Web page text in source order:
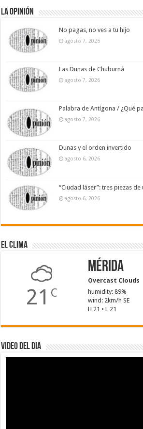
La Opinión
No pagas, no ves a tu hijo
agosto 7, 2026
Las Dunas de Chuburná
agosto 7, 2026
Palabra de Antígona / ¿Qué
agosto 7, 2026
Dunas y el orden invertido
agosto 6, 2026
“Ciudad láser”: tres piezas
agosto 6, 2026
El Clima
21 C
Mérida
Overcast Clouds
humidity: 89%
wind: 2km/h SE
H 21 • L 21
Video del dia